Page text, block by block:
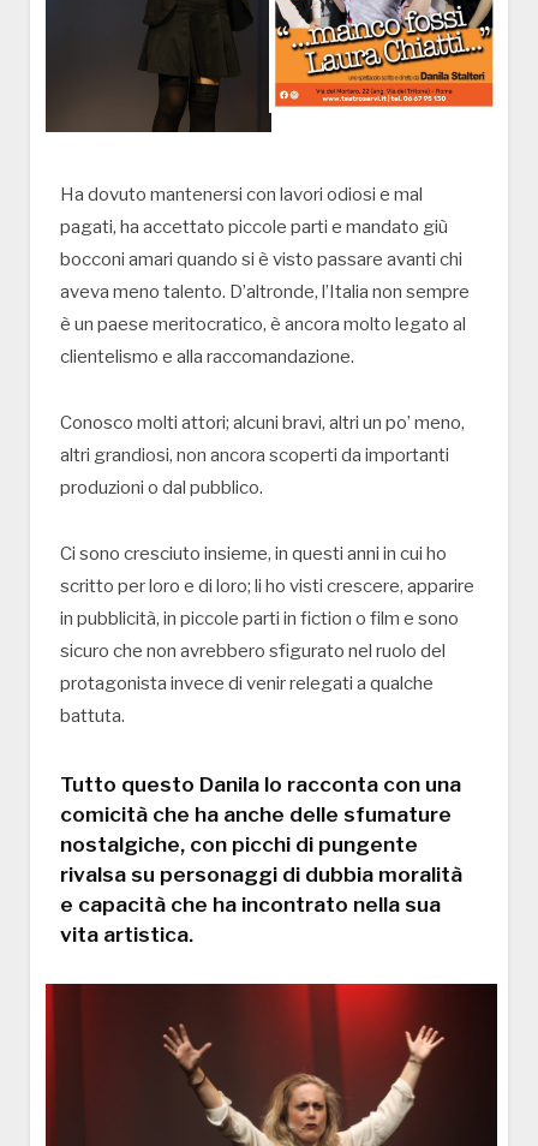
Ha dovuto mantenersi con lavori odiosi e mal
pagati, ha accettato piccole parti e mandato giù
bocconi amari quando si è visto passare avanti chi
aveva meno talento. D’altronde, l’Italia non sempre
è un paese meritocratico, è ancora molto legato al
clientelismo e alla raccomandazione.
Conosco molti attori; alcuni bravi, altri un po’ meno,
altri grandiosi, non ancora scoperti da importanti
produzioni o dal pubblico.
Ci sono cresciuto insieme, in questi anni in cui ho
scritto per loro e di loro; li ho visti crescere, apparire
in pubblicità, in piccole parti in fiction o film e sono
sicuro che non avrebbero sfigurato nel ruolo del
protagonista invece di venir relegati a qualche
battuta.
Tutto questo Danila lo racconta con una
comicità che ha anche delle sfumature
nostalgiche, con picchi di pungente
rivalsa su personaggi di dubbia moralità
e capacità che ha incontrato nella sua
vita artistica.